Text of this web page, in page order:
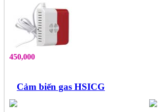
450,000
Cảm biến gas HSICG